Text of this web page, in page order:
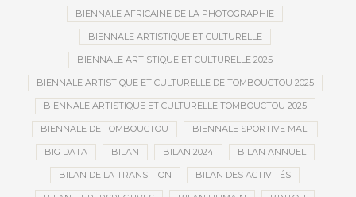
BIENNALE AFRICAINE DE LA PHOTOGRAPHIE
BIENNALE ARTISTIQUE ET CULTURELLE
BIENNALE ARTISTIQUE ET CULTURELLE 2025
BIENNALE ARTISTIQUE ET CULTURELLE DE TOMBOUCTOU 2025
BIENNALE ARTISTIQUE ET CULTURELLE TOMBOUCTOU 2025
BIENNALE DE TOMBOUCTOU BIENNALE SPORTIVE MALI
BIG DATA BILAN BILAN 2024 BILAN ANNUEL
BILAN DE LA TRANSITION BILAN DES ACTIVITÉS